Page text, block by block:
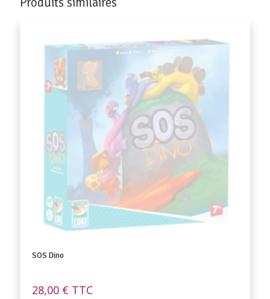
SOS Dino
28,00 € TTC